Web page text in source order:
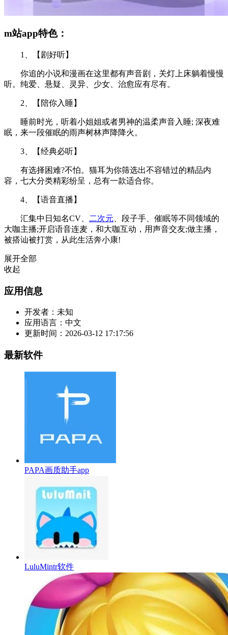
m站app特色：
1、【剧好听】
你追的小说和漫画在这里都有声音剧，关灯上床躺着慢慢
听。纯爱、悬疑、灵异、少女、治愈应有尽有。
2、【陪你入睡】
睡前时光，听着小姐姐或者男神的温柔声音入睡; 深夜难
眠，来一段催眠的雨声树林声降降火。
3、【经典必听】
有选择困难?不怕。猫耳为你筛选出不容错过的精品内
容，七大分类精彩纷呈，总有一款适合你。
4、【语音直播】
汇集中日知名CV、 二次元 、段子手、催眠等不同领域的
大咖主播;开启语音连麦，和大咖互动，用声音交友;做主播，
被搭讪被打赏，从此生活奔小康!
展开全部
收起
应用信息
开发者： 未知
应用语言： 中文
更新时间： 2026-03-12 17:17:56
最新软件
PAPA画质助手app
LuluMintr软件